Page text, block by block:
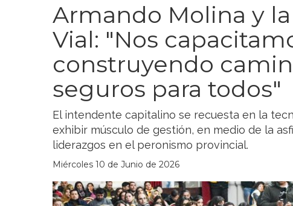
Armando Molina y
Vial: "Nos
construyendo
seguros para todos"
El intendente capitalino se recuesta en la
exhibir músculo de gestión, en medio de la
liderazgos en el peronismo provincial.
Miércoles 10 de Junio de 2026